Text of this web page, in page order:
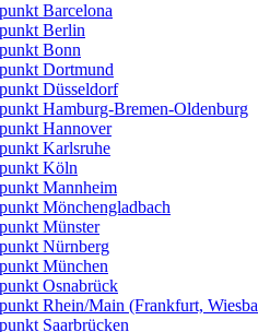
Barcelona
Berlin
Bonn
Dortmund
Düsseldorf
Hamburg-Bremen-Oldenburg
Hannover
Karlsruhe
Köln
Mannheim
Mönchengladbach
Münster
Nürnberg
München
Osnabrück
Rhein/Main (Frankfurt,
Saarbrücken